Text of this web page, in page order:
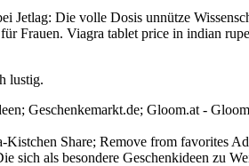
Die volle Dosis unnütze
Frauen. Viagra tablet price in indian
lustig.
Geschenkemarkt.de; Gloom.at -
Share; Remove from favorites
als besondere Geschenkideen zu